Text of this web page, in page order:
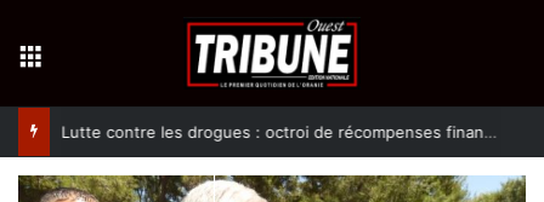
Lutte contre les drogues : octroi de récompenses financières aux dénonciateurs de trafiquants